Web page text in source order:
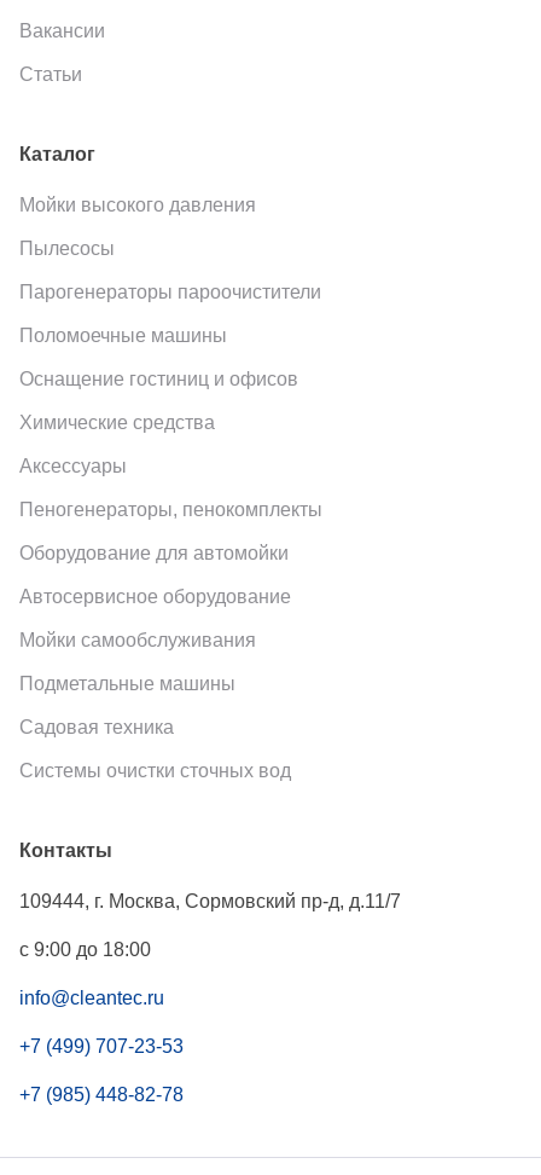
Вакансии
Статьи
Каталог
Мойки высокого давления
Пылесосы
Парогенераторы пароочистители
Поломоечные машины
Оснащение гостиниц и офисов
Химические средства
Аксессуары
Пеногенераторы, пенокомплекты
Оборудование для автомойки
Автосервисное оборудование
Мойки самообслуживания
Подметальные машины
Садовая техника
Системы очистки сточных вод
Контакты
109444, г. Москва, Сормовский пр-д, д.11/7
с 9:00 до 18:00
info@cleantec.ru
+7 (499) 707-23-53
+7 (985) 448-82-78